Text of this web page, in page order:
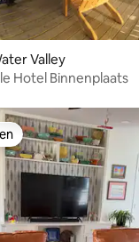
Valley
Hotel Binnenplaats